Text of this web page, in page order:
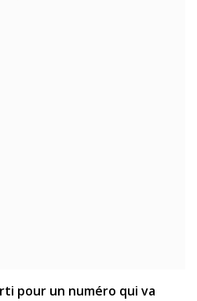
pour un numéro qui va